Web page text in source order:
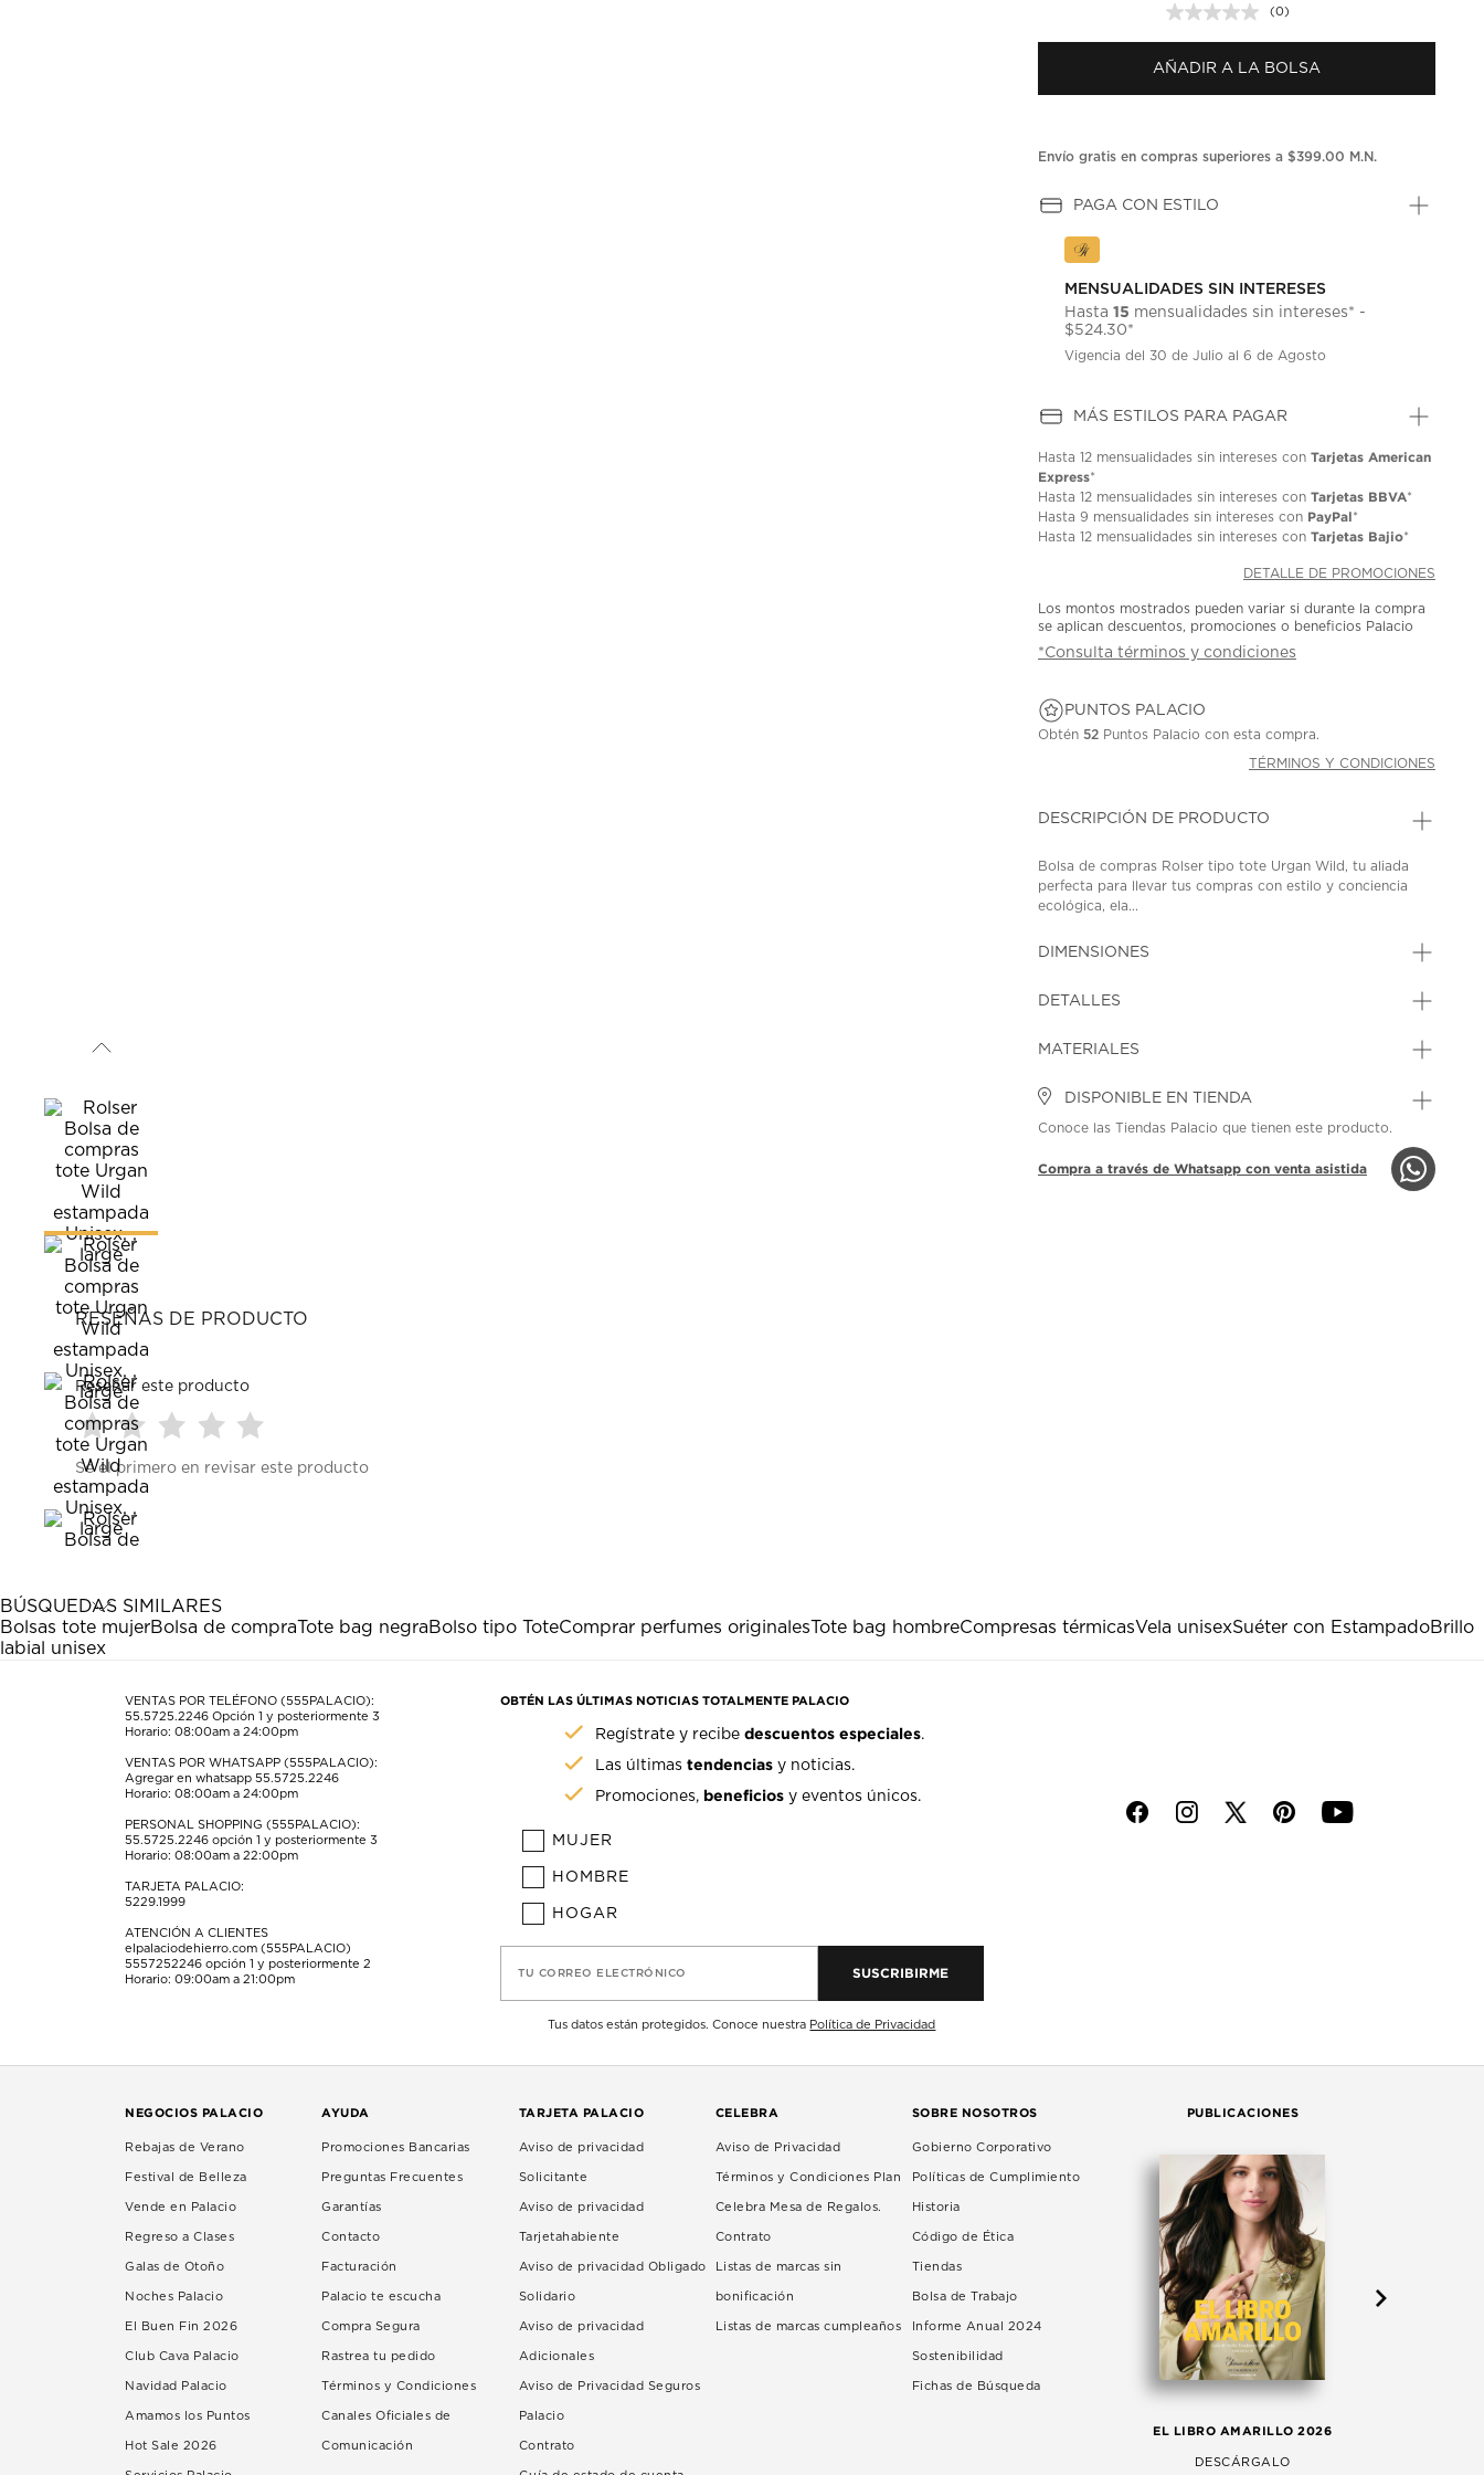
Sin
puntuación.
en
la
(0)
AÑADIR A LA BOLSA
Envío gratis en compras superiores a $399.00 M.N.
PAGA CON ESTILO
MENSUALIDADES SIN INTERESES
Hasta15 mensualidades sin intereses* -
$524.30*
Vigencia del 30 de Julio al 6 de Agosto
MÁS ESTILOS PARA PAGAR
Hasta12 mensualidades sin intereses conTarjetas American
Express*
Hasta12 mensualidades sin intereses conTarjetas BBVA*
Hasta9 mensualidades sin intereses con PayPal*
Hasta12 mensualidades sin intereses conTarjetas Bajio*
DETALLE DE PROMOCIONES
Los montos mostrados pueden variar si durante la compra
se aplican descuentos, promociones o beneficios Palacio
*Consulta términos y condiciones
PUNTOS PALACIO
Obtén52 Puntos Palacio con esta compra.
TÉRMINOS Y CONDICIONES
DESCRIPCIÓN DE PRODUCTO
Bolsa de compras Rolser tipo tote Urgan Wild, tu aliada
perfecta para llevar tus compras con estilo y conciencia
ecológica, ela...
DIMENSIONES
DETALLES
MATERIALES
DISPONIBLE EN TIENDA
Conoce las Tiendas Palacio que tienen este producto.
Compra a través de Whatsapp con venta asistida
RESEÑAS DE PRODUCTO
Reseñar este producto
Seleccionar
para
calificar
el
artículo
estrella
Esta
acción
abrirá
formulario
Seleccionar
para
calificar
el
artículo
estrellas.
Esta
acción
formulario
de
para
estrellas.
Esta
acción
formulario
de
para
estrellas.
Esta
acción
formulario
de
para
acción
formulario
de
envío.
Sé el primero en revisar este producto
BÚSQUEDAS SIMILARES
Bolsas tote mujerBolsa de compraTote bag negraBolso tipo ToteComprar perfumes originalesTote bag hombreCompresas térmicasVela unisexSuéter con EstampadoBrillo
labial unisex
VENTAS POR TELÉFONO (555PALACIO):
55.5725.2246 Opción 1 y posteriormente 3
Horario: 08:00am a 24:00pm
VENTAS POR WHATSAPP (555PALACIO):
Agregar en whatsapp 55.5725.2246
Horario: 08:00am a 24:00pm
PERSONAL SHOPPING (555PALACIO):
55.5725.2246 opción 1 y posteriormente 3
Horario: 08:00am a 22:00pm
TARJETA PALACIO:
5229.1999
ATENCIÓN A CLIENTES
elpalaciodehierro.com (555PALACIO)
5557252246 opción 1 y posteriormente 2
Horario: 09:00am a 21:00pm
OBTÉN LAS ÚLTIMAS NOTICIAS TOTALMENTE PALACIO
Regístrate y recibedescuentos especiales.
Las últimastendencias y noticias.
Promociones, beneficios y eventos únicos.
MUJER
HOMBRE
HOGAR
TU CORREO ELECTRÓNICO SUSCRIBIRME
Tus datos están protegidos. Conoce nuestra Política de Privacidad
f i p y
NEGOCIOS PALACIO
Rebajas de Verano
Festival de Belleza
Vende en Palacio
Regreso a Clases
Galas de Otoño
Noches Palacio
El Buen Fin 2026
Club Cava Palacio
Navidad Palacio
Amamos los Puntos
Hot Sale 2026
AYUDA
Promociones Bancarias
Preguntas Frecuentes
Garantías
Contacto
Facturación
Palacio te escucha
Compra Segura
Rastrea tu pedido
Términos y Condiciones
Canales Oficiales de
Comunicación
TARJETA PALACIO
Aviso de privacidad
Solicitante
Aviso de privacidad
Tarjetahabiente
Aviso de privacidad Obligado
Solidario
Aviso de privacidad
Adicionales
Aviso de Privacidad Seguros
Palacio
Contrato
CELEBRA
Aviso de Privacidad
Términos y Condiciones Plan
Celebra Mesa de Regalos.
Contrato
Listas de marcas sin
bonificación
Listas de marcas cumpleaños
SOBRE NOSOTROS
Gobierno Corporativo
Políticas de Cumplimiento
Historia
Código de Ética
Tiendas
Bolsa de Trabajo
Informe Anual 2024
Sostenibilidad
Fichas de Búsqueda
PUBLICACIONES
EL LIBRO AMARILLO 2026
DESCÁRGALO